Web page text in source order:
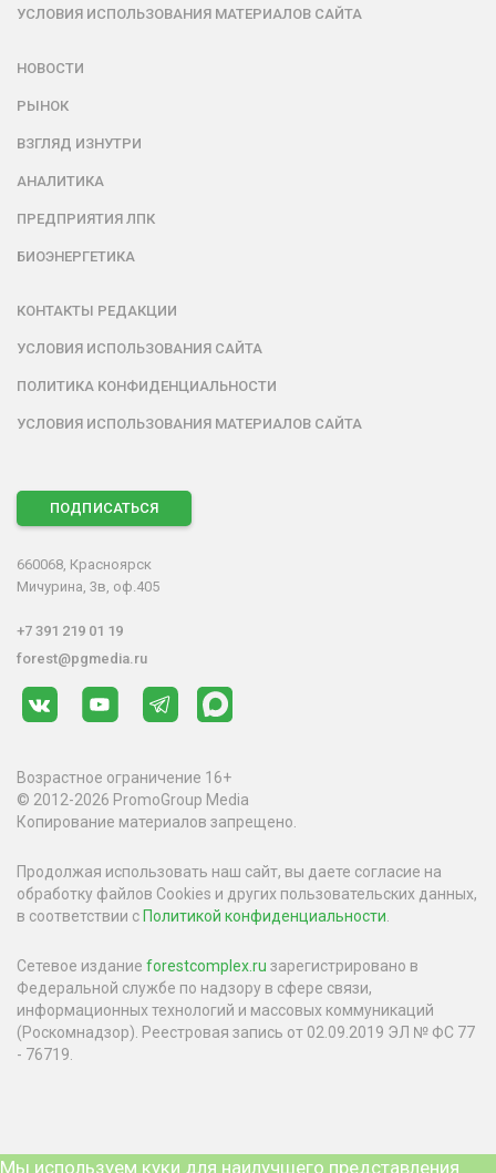
УСЛОВИЯ ИСПОЛЬЗОВАНИЯ МАТЕРИАЛОВ САЙТА
НОВОСТИ
РЫНОК
ВЗГЛЯД ИЗНУТРИ
АНАЛИТИКА
ПРЕДПРИЯТИЯ ЛПК
БИОЭНЕРГЕТИКА
КОНТАКТЫ РЕДАКЦИИ
УСЛОВИЯ ИСПОЛЬЗОВАНИЯ САЙТА
ПОЛИТИКА КОНФИДЕНЦИАЛЬНОСТИ
УСЛОВИЯ ИСПОЛЬЗОВАНИЯ МАТЕРИАЛОВ САЙТА
ПОДПИСАТЬСЯ
660068, Красноярск
Мичурина, 3в, оф.405
+7 391 219 01 19
forest@pgmedia.ru
Возрастное ограничение 16+
© 2012-2026 PromoGroup Media
Копирование материалов запрещено.
Продолжая использовать наш сайт, вы даете согласие на
обработку файлов Cookies и других пользовательских данных,
в соответствии с Политикой конфиденциальности.
Сетевое издание forestcomplex.ru зарегистрировано в
Федеральной службе по надзору в сфере связи,
информационных технологий и массовых коммуникаций
(Роскомнадзор). Реестровая запись от 02.09.2019 ЭЛ № ФС 77
- 76719.
Мы используем куки для наилучшего представления